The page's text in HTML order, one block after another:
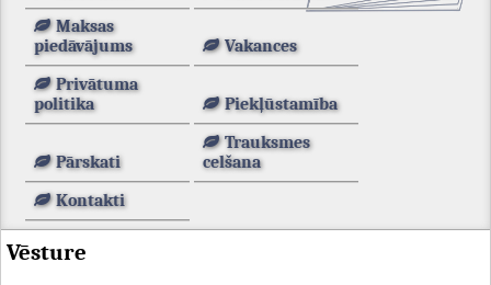
Maksas
piedāvājums
Vakances
Privātuma
politika
Piekļūstamība
Pārskati
Trauksmes
celšana
Kontakti
Vēsture